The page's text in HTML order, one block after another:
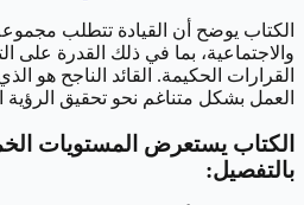
الكتاب يوضح أن القيادة تتطلب
والاجتماعية، بما في ذلك القدرة على
القرارات الحكيمة. القائد الناجح هو
العمل بشكل متناغم نحو تحقيق الرؤية
الكتاب يستعرض المستويات
بالتفصيل: